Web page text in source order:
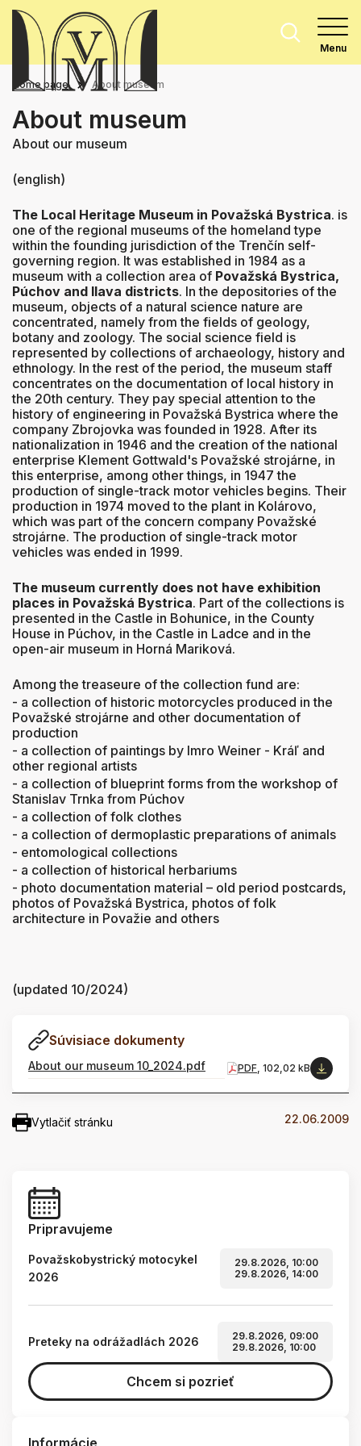
Menu
Home page About museum
About museum
About our museum
(english)
The Local Heritage Museum in Považská Bystrica. is
one of the regional museums of the homeland type
within the founding jurisdiction of the Trenčín self-
governing region. It was established in 1984 as a
museum with a collection area of ​​ Považská Bystrica,
Púchov and Ilava districts. In the depositories of the
museum, objects of a natural science nature are
concentrated, namely from the fields of geology,
botany and zoology. The social science field is
represented by collections of archaeology, history and
ethnology. In the rest of the period, the museum staff
concentrates on the documentation of local history in
the 20th century. They pay special attention to the
history of engineering in Považská Bystrica where the
company Zbrojovka was founded in 1928. After its
nationalization in 1946 and the creation of the national
enterprise Klement Gottwald's Považské strojárne, in
this enterprise, among other things, in 1947 the
production of single-track motor vehicles begins. Their
production in 1974 moved to the plant in Kolárovo,
which was part of the concern company Považské
strojárne. The production of single-track motor
vehicles was ended in 1999.
The museum currently does not have exhibition
places in Považská Bystrica. Part of the collections is
presented in the Castle in Bohunice, in the County
House in Púchov, in the Castle in Ladce and in the
open-air museum in Horná Mariková.
Among the treaseure of the collection fund are:
- a collection of historic motorcycles produced in the
Považské strojárne and other documentation of
production
- a collection of paintings by Imro Weiner - Kráľ and
other regional artists
- a collection of blueprint forms from the workshop of
Stanislav Trnka from Púchov
- a collection of folk clothes
- a collection of dermoplastic preparations of animals
- entomological collections
- a collection of historical herbariums
- photo documentation material – old period postcards,
photos of Považská Bystrica, photos of folk
architecture in Považie and others
(updated 10/2024)
Súvisiace dokumenty
About our museum 10_2024.pdf PDF, 102,02 kB
Vytlačiť stránku 22.06.2009
Pripravujeme
Považskobystrický motocykel
2026
29.8.2026, 10:00
29.8.2026, 14:00
Preteky na odrážadlách 2026
29.8.2026, 09:00
29.8.2026, 10:00
Chcem si pozrieť
Informácie